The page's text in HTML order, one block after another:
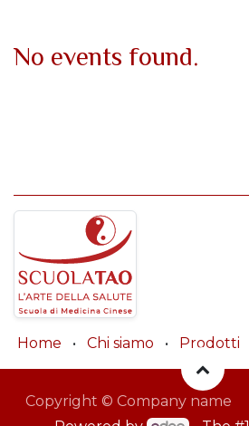
No events found.
Home • Chi siamo • Prodotti
Copyright © Company name